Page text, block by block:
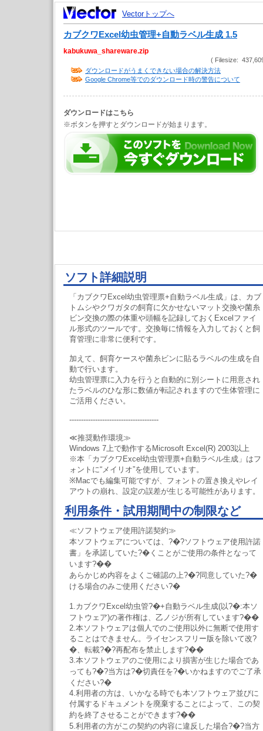
Vectorトップへ
カブクワExcel幼虫管理+自動ラベル生成 1.5
kabukuwa_shareware.zip
( Filesize:
ダウンロードがうまくできない場合の解決方法
Google Chrome等でのダウンロード時の警告について
ダウンロードはこちら
※ボタンを押すとダウンロードが始まります。
ソフト詳細説明
「カブクワExcel幼虫管理票+自動ラベル生成」は、カブ
トムシやクワガタの飼育に欠かせないマット交換や菌糸
ビン交換の際の体重や頭幅を記録しておくExcelファイ
ル形式のツールです。交換毎に情報を入力しておくと飼
育管理に非常に便利です。
加えて、飼育ケースや菌糸ビンに貼るラベルの生成を自
動で行います。
幼虫管理票に入力を行うと自動的に別シートに用意され
たラベルのひな形に数値が転記されますので生体管理に
ご活用ください。
--------------------------------------
≪推奨動作環境≫
Windows 7上で動作するMicrosoft Excel(R) 2003以上
※本「カブクワExcel幼虫管理票+自動ラベル生成」はフ
ォントに“メイリオ”を使用しています。
※Macでも編集可能ですが、フォントの置き換えやレイ
アウトの崩れ、設定の誤差が生じる可能性があります。
利用条件・試用期間中の制限など
≪ソフトウェア使用許諾契約≫
本ソフトウェアについては、?�?ソフトウェア使用許諾
書」を承諾していた?�くことがご使用の条件となって
います?��
あらかじめ内容をよくご確認の上?�?同意していた?�
ける場合のみご使用ください?�
1.カブクワExcel幼虫管?�+自動ラベル生成(以?�:本ソ
フトウェア)の著作権は、乙ノジが所有しています?��
2.本ソフトウェアは個人でのご使用以外に無断で使用す
ることはできません。ライセンスフリー版を除いて改?
�、転載?�?再配布を禁止します?��
3.本ソフトウェアのご使用により損害が生じた場合であ
っても?�?当方は?�切責任を?�いかねますのでご了承
ください?�
4.利用者の方は、いかなる時でも本ソフトウェア並びに
付属するドキュメントを廃棄することによって、この契
約を終了させることができます?��
5.利用者の方がこの契約の内容に違反した場合?�?当方